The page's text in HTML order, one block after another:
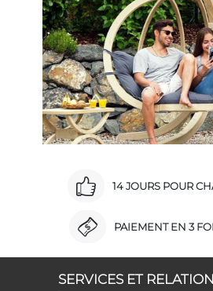
14 JOURS POUR
PAIEMENT EN 3
SERVICES ET